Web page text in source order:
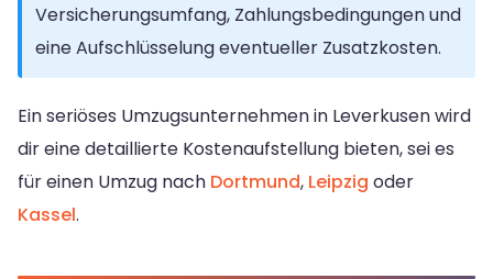
Versicherungsumfang, Zahlungsbedingungen und
eine Aufschlüsselung eventueller Zusatzkosten.
Ein seriöses Umzugsunternehmen in Leverkusen wird
dir eine detaillierte Kostenaufstellung bieten, sei es
für einen Umzug nach Dortmund, Leipzig oder
Kassel.